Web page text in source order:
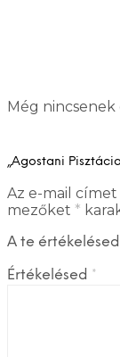
Még
„Agostani
Az e-mail
mezőket *
A te értékelésed
Értékelésed *